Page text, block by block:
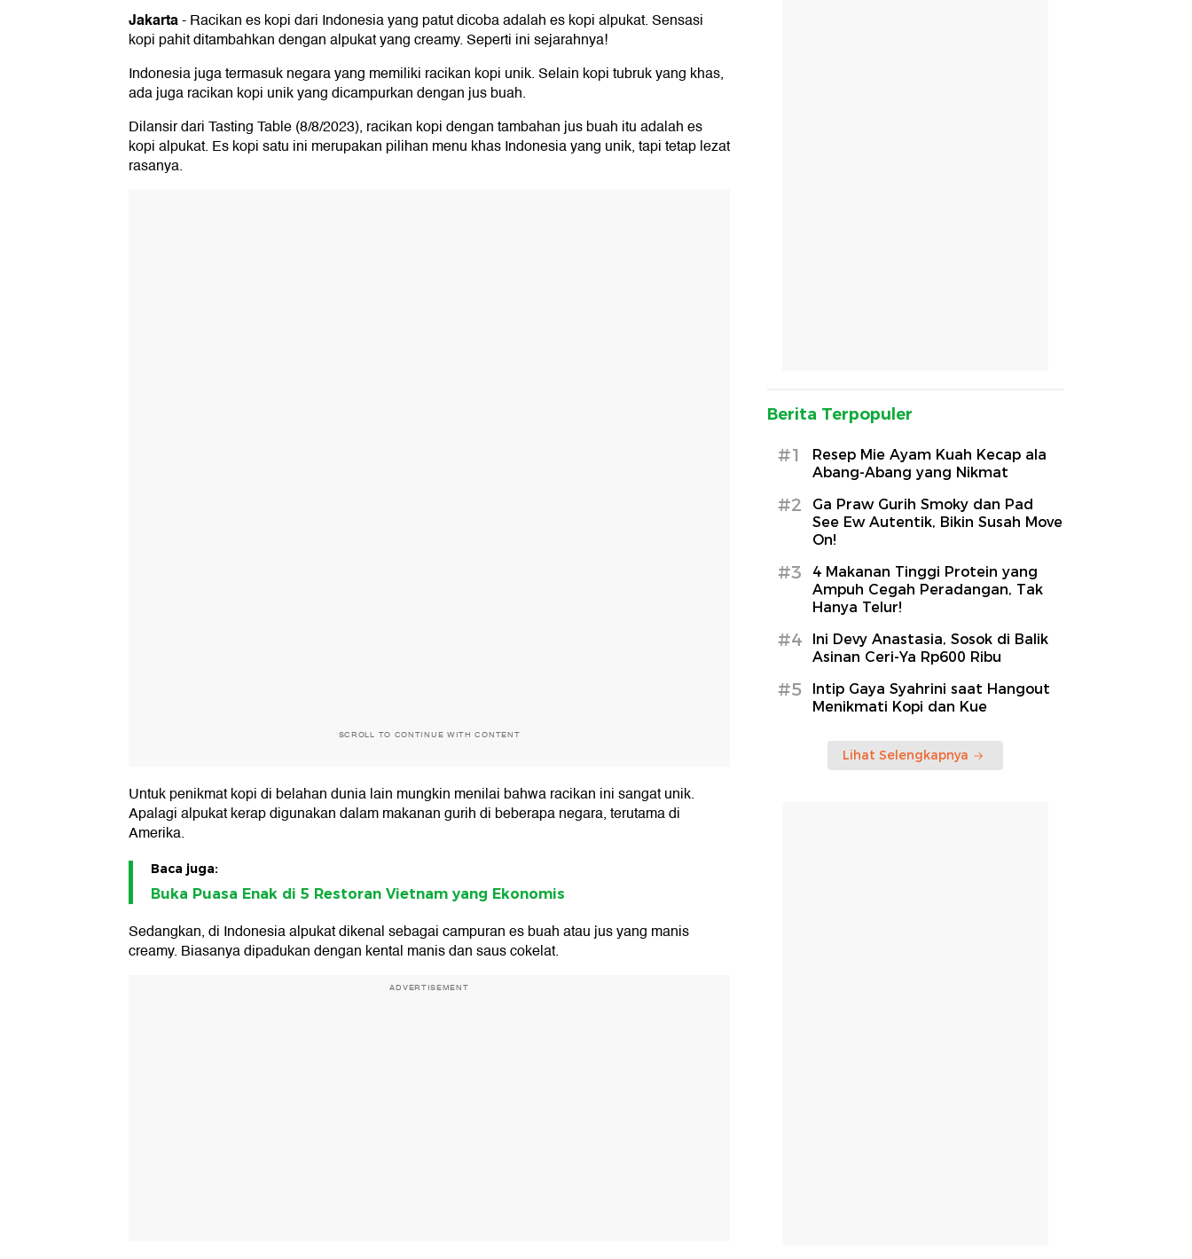
Jakarta-Racikan es kopi dari Indonesia yang patut dicoba adalah es kopi alpukat. Sensasi
kopi pahit ditambahkan dengan alpukat yang creamy. Seperti ini sejarahnya!
Indonesia juga termasuk negara yang memiliki racikan kopi unik. Selain kopi tubruk yang khas,
ada juga racikan kopi unik yang dicampurkan dengan jus buah.
Dilansir dari Tasting Table (8/8/2023), racikan kopi dengan tambahan jus buah itu adalah es
kopi alpukat. Es kopi satu ini merupakan pilihan menu khas Indonesia yang unik, tapi tetap lezat
rasanya.
SCROLL TO CONTINUE WITH CONTENT
Untuk penikmat kopi di belahan dunia lain mungkin menilai bahwa racikan ini sangat unik.
Apalagi alpukat kerap digunakan dalam makanan gurih di beberapa negara, terutama di
Amerika.
Baca juga:
Buka Puasa Enak di 5 Restoran Vietnam yang Ekonomis
Sedangkan, di Indonesia alpukat dikenal sebagai campuran es buah atau jus yang manis
creamy. Biasanya dipadukan dengan kental manis dan saus cokelat.
ADVERTISEMENT
Berita Terpopuler
#1
Resep Mie Ayam Kuah Kecap ala
Abang-Abang yang Nikmat
#2
Ga Praw Gurih Smoky dan Pad
See Ew Autentik, Bikin Susah Move
On!
#3
4 Makanan Tinggi Protein yang
Ampuh Cegah Peradangan, Tak
Hanya Telur!
#4
Ini Devy Anastasia, Sosok di Balik
Asinan Ceri-Ya Rp600 Ribu
#5
Intip Gaya Syahrini saat Hangout
Menikmati Kopi dan Kue
Lihat Selengkapnya